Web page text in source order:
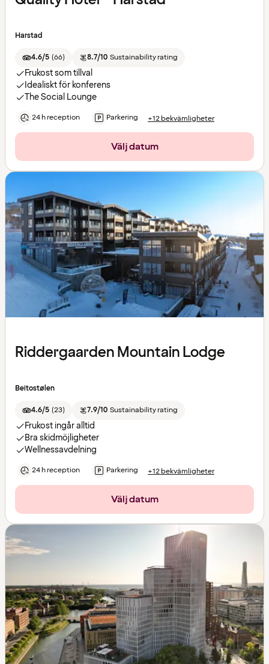
Harstad
4.6/5 (66) 8.7/10 Sustainability rating
Frukost som tillval
Idealiskt för konferens
The Social Lounge
24 h reception Parkering +12 bekvämligheter
Välj datum
Riddergaarden Mountain Lodge
Beitostølen
4.6/5 (23) 7.9/10 Sustainability rating
Frukost ingår alltid
Bra skidmöjligheter
Wellnessavdelning
24 h reception Parkering +12 bekvämligheter
Välj datum